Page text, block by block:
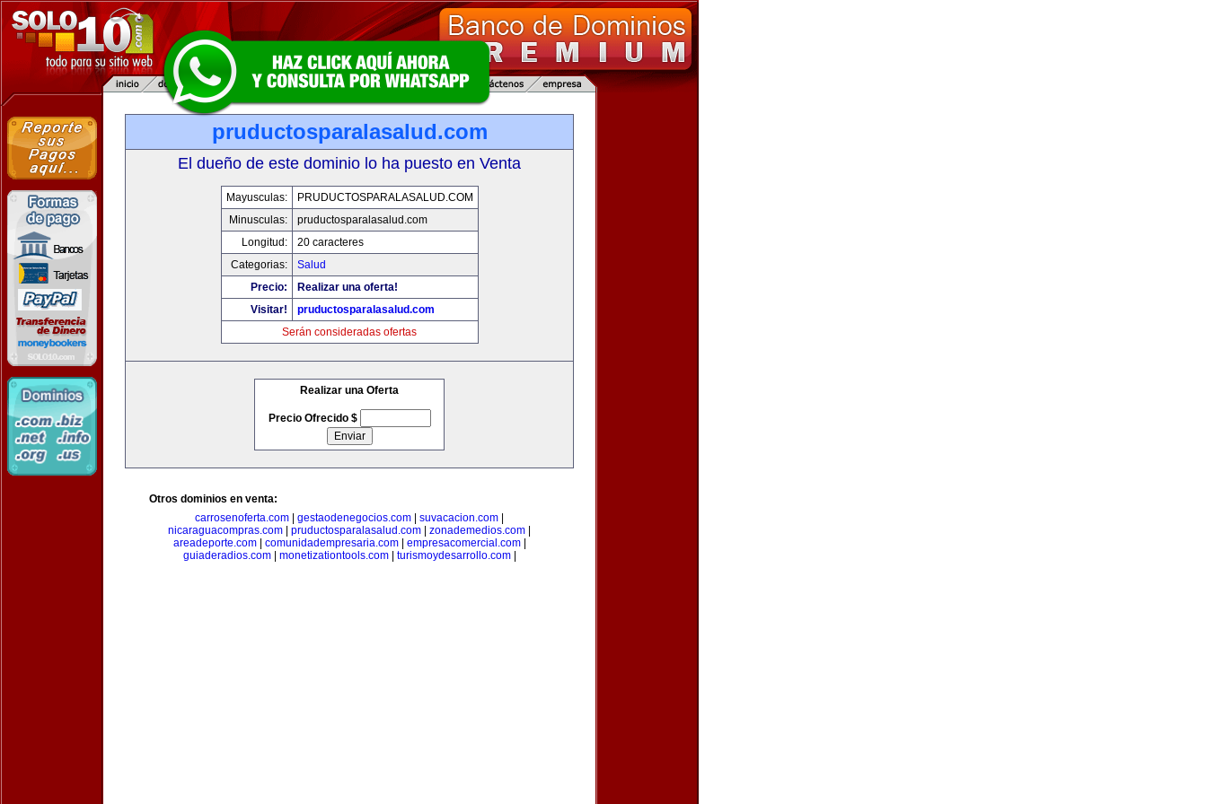
pruductosparalasalud.com
El dueño de este dominio lo ha puesto en Venta
Mayusculas:
PRUDUCTOSPARALASALUD.COM
Minusculas:
pruductosparalasalud.com
Longitud:
20 caracteres
Categorias:
Salud
Precio:
Realizar una oferta!
Visitar!
pruductosparalasalud.com
Serán consideradas ofertas
Realizar una Oferta
Precio Ofrecido $
Otros dominios en venta:
carrosenoferta.com
gestaodenegocios.com suvacacion.com
nicaraguacompras.com
pruductosparalasalud.com zonademedios.com
areadeporte.com| comunidadempresaria.com| empresacomercial.com|
guiaderadios.com| monetizationtools.com| turismoydesarrollo.com|